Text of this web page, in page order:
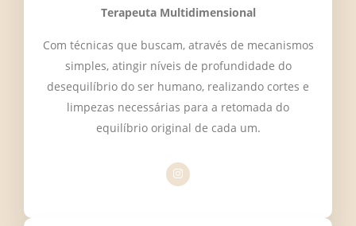
Terapeuta Multidimensional
Com técnicas que buscam, através de mecanismos
simples, atingir níveis de profundidade do
desequilíbrio do ser humano, realizando cortes e
limpezas necessárias para a retomada do
equilíbrio original de cada um.